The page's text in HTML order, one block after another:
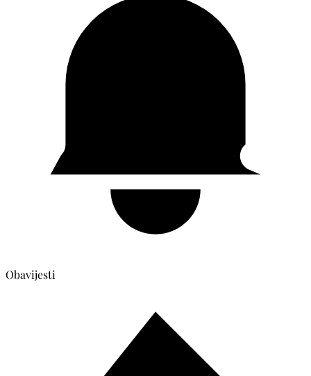
Obavijesti